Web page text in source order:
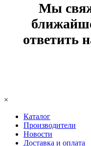
Мы
ответить
×
Каталог
Производители
Новости
Доставка и оплата